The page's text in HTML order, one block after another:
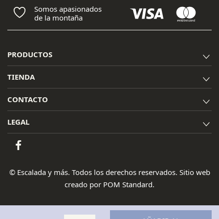
Somos apasionados
de la montaña
PRODUCTOS
TIENDA
CONTACTO
LEGAL
© Escalada y más. Todos los derechos reservados. Sitio web
creado por POM Standard.